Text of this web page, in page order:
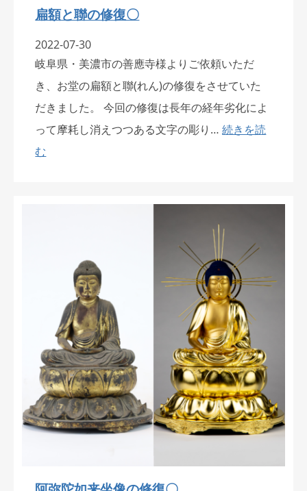
扁額と聯の修復〇
2022-07-30
岐阜県・美濃市の善應寺様よりご依頼いただ
き、お堂の扁額と聯(れん)の修復をさせていた
だきました。 今回の修復は長年の経年劣化によ
って摩耗し消えつつある文字の彫り…続きを読
む